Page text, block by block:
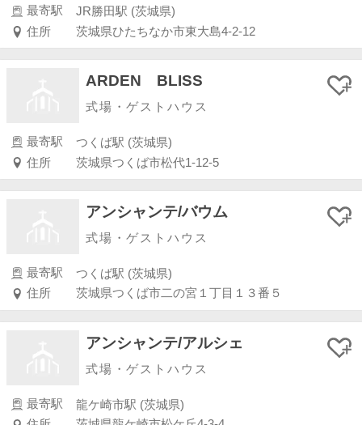
最寄駅
JR勝田駅 (茨城県)
住所
茨城県ひたちなか市東大島4-2-12
ARDEN BLISS
式場・ゲストハウス
最寄駅
つくば駅 (茨城県)
住所
茨城県つくば市松代1-12-5
アンシャンテ/バウム
式場・ゲストハウス
最寄駅
つくば駅 (茨城県)
住所
茨城県つくば市二の宮１丁目１３番５
アンシャンテ/アルシェ
式場・ゲストハウス
最寄駅
龍ケ崎市駅 (茨城県)